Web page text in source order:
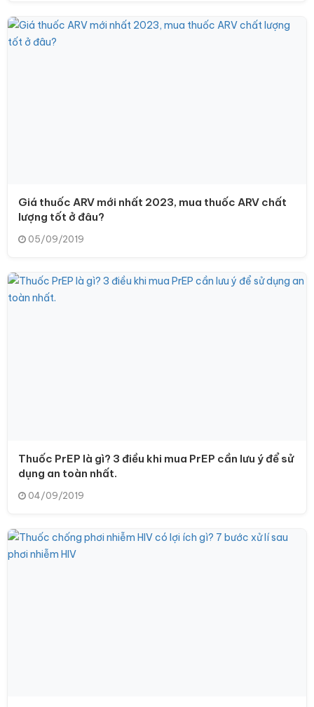
Giá thuốc ARV mới nhất 2023, mua thuốc ARV chất
lượng tốt ở đâu?
05/09/2019
Thuốc PrEP là gì? 3 điều khi mua PrEP cần lưu ý để sử
dụng an toàn nhất.
04/09/2019